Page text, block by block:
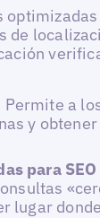
de
Permite a
y
para SEO
lugar